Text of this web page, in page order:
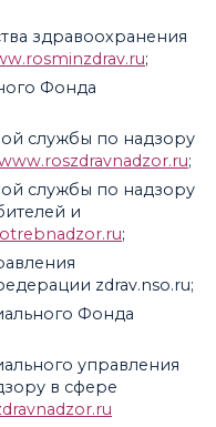
учебной
развития
здравоохранения
;
Фонда
службы по надзору
;
службы по надзору
и
;
zdrav.nso.ru;
Фонда
управления
в сфере